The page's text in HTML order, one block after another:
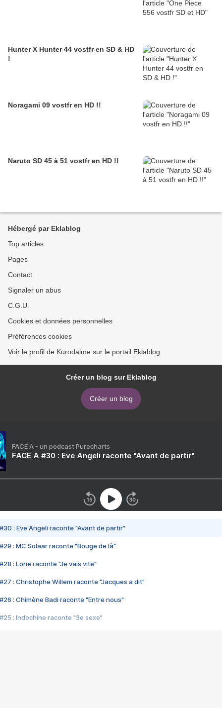
Hunter X Hunter 44 vostfr en SD & HD
!
Noragami 09 vostfr en HD !!
Naruto SD 45 à 51 vostfr en HD !!
Hébergé par Eklablog
Top articles
Pages
Contact
Signaler un abus
C.G.U.
Cookies et données personnelles
Préférences cookies
Voir le profil de Kurodaime sur le portail Eklablog
Créer un blog sur Eklablog
Créer un blog
FACE A - un podcast Purecharts
FACE A #30 : Eve Angeli raconte "Avant de partir"
#30 : Eve Angeli raconte "Avant de partir"
#29 : MC Solaar raconte "Bouge de là"
#28 : Lorie raconte "Je vais vite"
#27 : Christophe Willem raconte "Jacques a dit"
#26 : Chimène Badi raconte "Entre nous"
#25 : Indochine raconte "3e sexe"